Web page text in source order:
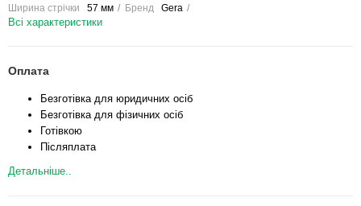
Ширина стрічки
57 мм Бренд Gera
Всі характеристики
Оплата
Безготівка для юридичних осіб
Безготівка для фізичних осіб
Готівкою
Післяплата
Детальніше..